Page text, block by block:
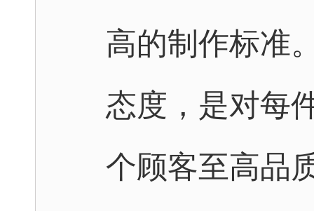
高的制作标准
态度，是对每
个顾客至高品